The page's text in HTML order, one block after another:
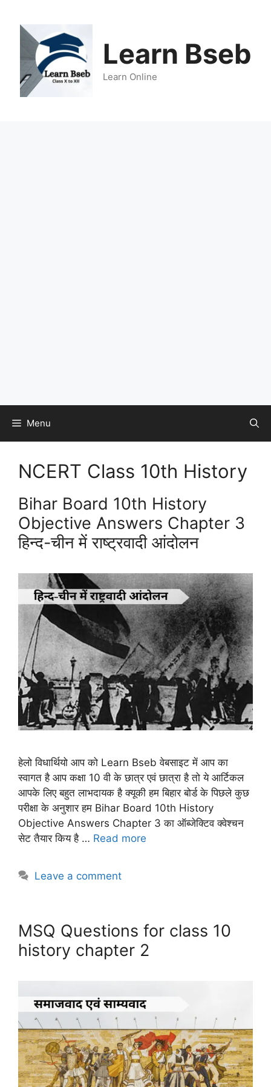
Learn Bseb
Learn Online
Menu
NCERT Class 10th History
Bihar Board 10th History
Objective Answers Chapter 3
हिन्द-चीन में राष्ट्रवादी आंदोलन
हेलो विधार्थियो आप को Learn Bseb वेबसाइट में आप का
स्वागत है आप कक्षा 10 वी के छात्र एवं छात्रा है तो ये आर्टिकल
आपके लिए बहुत लाभदायक है क्यूकी हम बिहार बोर्ड के पिछले कुछ
परीक्षा के अनुशार हम Bihar Board 10th History
Objective Answers Chapter 3 का ऑब्जेक्टिव क्वेश्चन
सेट तैयार किय है … Read more
Leave a comment
MSQ Questions for class 10
history chapter 2